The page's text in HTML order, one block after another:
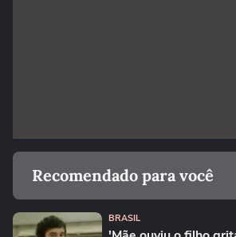
Recomendado para você
BRASIL